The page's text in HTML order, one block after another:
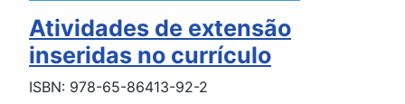
Atividades de extensão
inseridas no currículo
ISBN: 978-65-86413-92-2